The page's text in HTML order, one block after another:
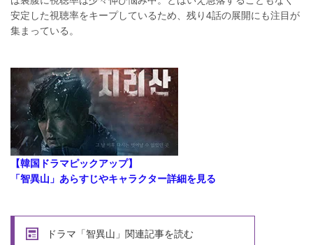
安定した視聴率をキープしているため、残り4話の展開にも注目が
集まっている。
【韓国ドラマピックアップ】
「智異山」あらすじやキャラクター詳細を見る
ドラマ「智異山」関連記事を読む